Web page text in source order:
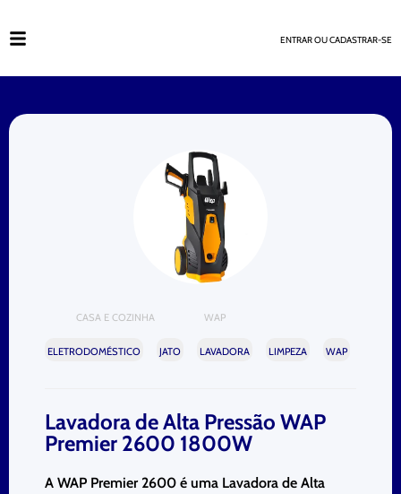
ENTRAR OU CADASTRAR-SE
CASA E COZINHA WAP
ELETRODOMÉSTICO JATO LAVADORA LIMPEZA WAP
Lavadora de Alta Pressão WAP
Premier 2600 1800W
A WAP Premier 2600 é uma Lavadora de Alta